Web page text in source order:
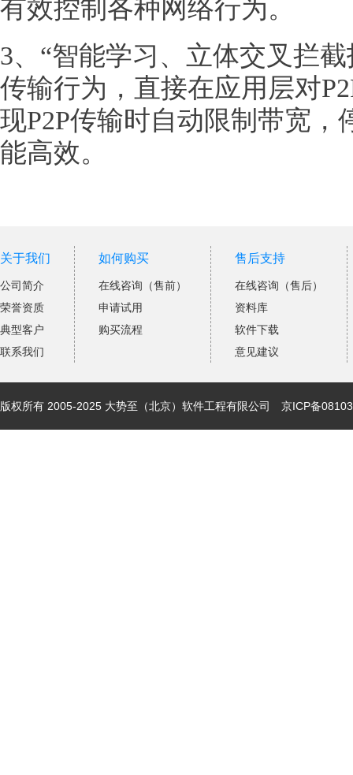
有效控制各种网络行为。
3、“智能学习、立体交叉拦
传输行为，直接在应用层对
现P2P传输时自动限制带宽，
能高效。
关于我们
公司简介
荣誉资质
典型客户
联系我们
如何购买
在线咨询（售前）
申请试用
购买流程
售后支持
在线咨询（售后）
资料库
软件下载
意见建议
版权所有 2005-2025 大势至（北京）软件工程有限公司 京ICP备